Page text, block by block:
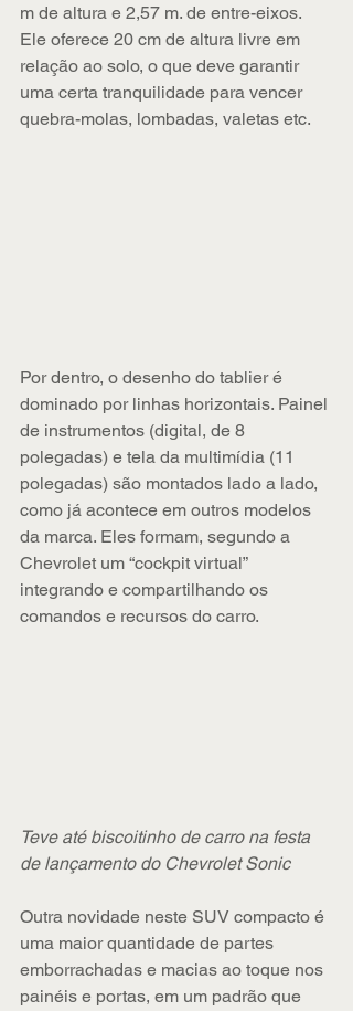
m de altura e 2,57 m. de entre-eixos.
Ele oferece 20 cm de altura livre em
relação ao solo, o que deve garantir
uma certa tranquilidade para vencer
quebra-molas, lombadas, valetas etc.
Por dentro, o desenho do tablier é
dominado por linhas horizontais. Painel
de instrumentos (digital, de 8
polegadas) e tela da multimídia (11
polegadas) são montados lado a lado,
como já acontece em outros modelos
da marca. Eles formam, segundo a
Chevrolet um “cockpit virtual”
integrando e compartilhando os
comandos e recursos do carro.
Teve até biscoitinho de carro na festa
de lançamento do Chevrolet Sonic
Outra novidade neste SUV compacto é
uma maior quantidade de partes
emborrachadas e macias ao toque nos
painéis e portas, em um padrão que